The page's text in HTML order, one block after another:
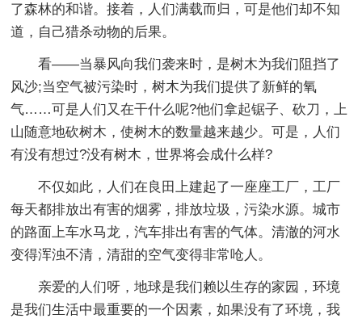
了森林的和谐。接着，人们满载而归，可是他们却不知
道，自己猎杀动物的后果。
看——当暴风向我们袭来时，是树木为我们阻挡了
风沙;当空气被污染时，树木为我们提供了新鲜的氧
气……可是人们又在干什么呢?他们拿起锯子、砍刀，上
山随意地砍树木，使树木的数量越来越少。可是，人们
有没有想过?没有树木，世界将会成什么样?
不仅如此，人们在良田上建起了一座座工厂，工厂
每天都排放出有害的烟雾，排放垃圾，污染水源。城市
的路面上车水马龙，汽车排出有害的气体。清澈的河水
变得浑浊不清，清甜的空气变得非常呛人。
亲爱的人们呀，地球是我们赖以生存的家园，环境
是我们生活中最重要的一个因素，如果没有了环境，我